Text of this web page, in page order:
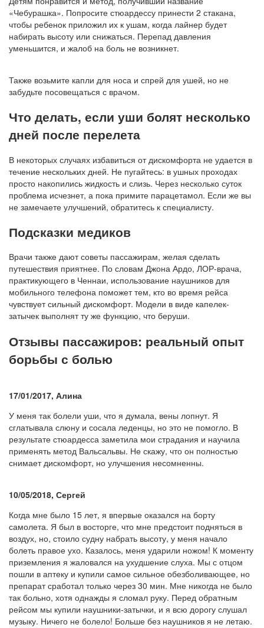
«Чебурашка». Попросите стюардессу принести 2 стакана,
чтобы ребенок приложил их к ушам, когда лайнер будет
набирать высоту или снижаться. Перепад давления
уменьшится, и жалоб на боль не возникнет.
Также возьмите капли для носа и спрей для ушей, но не
забудьте посовещаться с врачом.
Что делать, если уши болят несколько
дней после перелета
В некоторых случаях избавиться от дискомфорта не удается в
течение нескольких дней. Не пугайтесь: в ушных проходах
просто накопились жидкость и слизь. Через несколько суток
проблема исчезнет, а пока примите парацетамол. Если же вы
не замечаете улучшений, обратитесь к специалисту.
Подсказки медиков
Врачи также дают советы пассажирам, желая сделать
путешествия приятнее. По словам Джона Ардо, ЛОР-врача,
практикующего в Ченнаи, использование наушников для
мобильного телефона поможет тем, кто во время рейса
чувствует сильный дискомфорт. Модели в виде капелек-
затычек выполнят ту же функцию, что беруши.
Отзывы пассажиров: реальный опыт
борьбы с болью
17/01/2017, Алина
У меня так болели уши, что я думала, вены лопнут. Я
сглатывала слюну и сосала леденцы, но это не помогло. В
результате стюардесса заметила мои страдания и научила
применять метод Вальсальвы. Не скажу, что он полностью
снимает дискомфорт, но улучшения несомненны.
10/05/2018, Сергей
Когда мне было 15 лет, я впервые оказался на борту
самолета. Я был в восторге, что мне предстоит подняться в
воздух, но, стоило судну набрать высоту, у меня начало
болеть правое ухо. Казалось, меня ударили ножом! К моменту
приземления я жаловался на ухудшение слуха. Мы с отцом
пошли в аптеку и купили самое сильное обезболивающее, но
препарат сработал только через 30 мин. Мне никогда не было
так больно, хотя однажды я сломал руку. Перед обратным
рейсом мы купили наушники-затычки, и я всю дорогу слушал
музыку. Ничего не болело! Больше без наушников я не летаю.